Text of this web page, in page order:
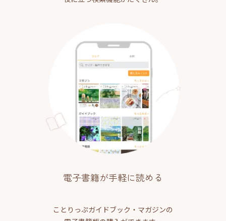
電子書籍が手軽に読める
ことりっぷガイドブック・マガジンの